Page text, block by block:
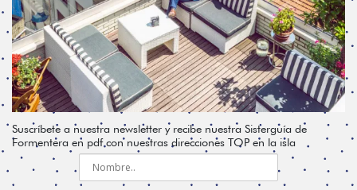
Suscríbete a nuestra newsletter y recibe nuestra Sisterguía de
Formentera en pdf con nuestras direcciones TOP en la isla